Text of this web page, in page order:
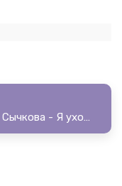
Оксана Сычкова - Оксана Сычкова - Я ухожу